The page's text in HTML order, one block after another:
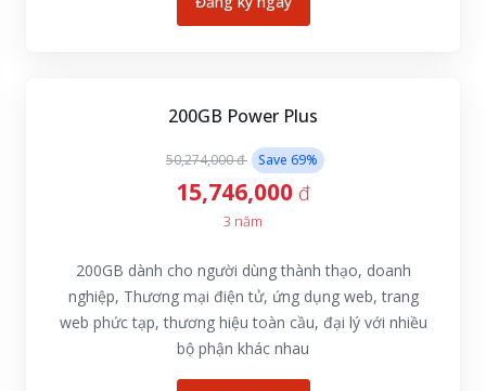
200GB Power Plus
50,274,000 đ Save 69%
15,746,000 đ
3 năm
200GB dành cho người dùng thành thạo, doanh
nghiệp, Thương mại điện tử, ứng dụng web, trang
web phức tạp, thương hiệu toàn cầu, đại lý với nhiều
bộ phận khác nhau